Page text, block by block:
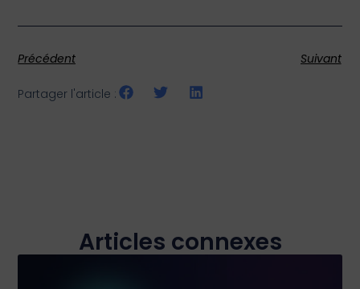
Précédent Suivant
Partager l'article :
Articles connexes